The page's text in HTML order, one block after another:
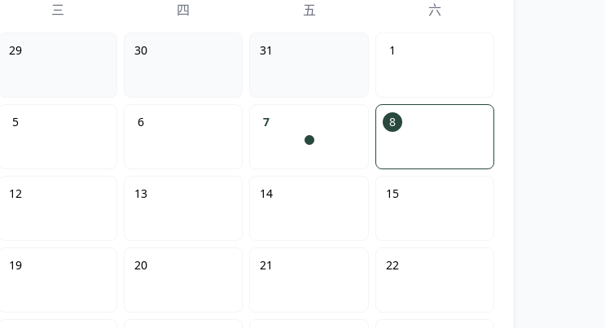
三 四 五 六
29 30 31 1
5 6 7 8
12 13 14 15
19 20 21 22